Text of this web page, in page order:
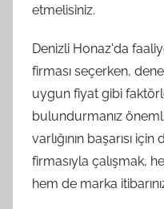
etmelisiniz.
Denizli Honaz'da
firması seçerken,
uygun fiyat gibi
bulundurmanız
varlığının başarısı
firmasıyla çalışmak,
hem de marka